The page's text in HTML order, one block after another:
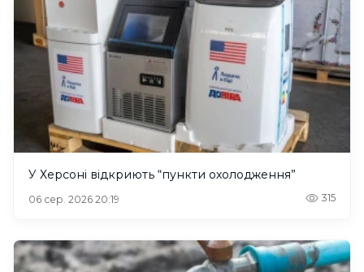
У Херсоні відкриють “пункти охолодження”
06 сер. 2026 20:19 315